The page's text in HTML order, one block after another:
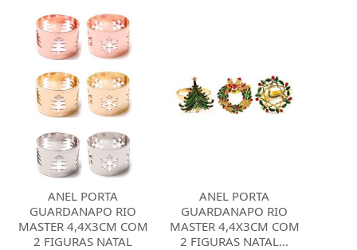
ANEL PORTA
GUARDANAPO RIO
MASTER 4,4X3CM COM
2 FIGURAS NATAL
ANEL PORTA
GUARDANAPO RIO
MASTER 4,4X3CM COM
2 FIGURAS NATAL...